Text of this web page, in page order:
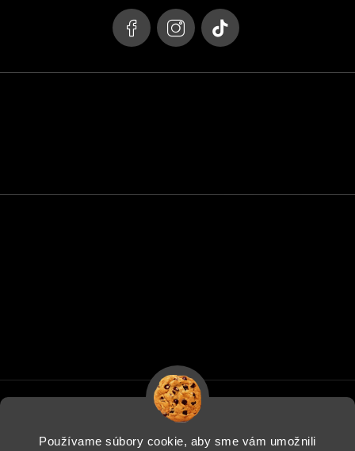
Používame súbory cookie, aby sme vám umožnili